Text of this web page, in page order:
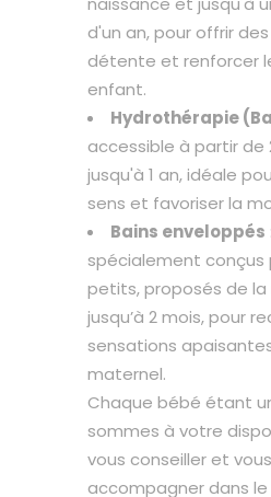
d'un an, pour offrir
détente et renforcer
enfant.
Hydrothérapie
accessible à partir de
jusqu'à 1 an, idéale
sens et favoriser la
Bains enveloppés
spécialement
petits, proposés de la
jusqu’à 2 mois, pour
sensations
maternel.
Chaque bébé étant
sommes à votre
vous conseiller et vous
accompagner dans le